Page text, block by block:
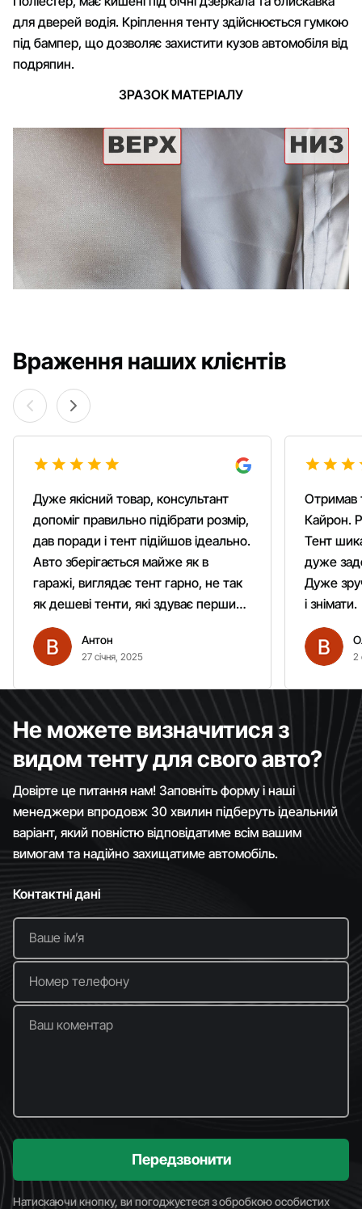
для дверей водія. Кріплення тенту здійснюється гумкою
під бампер, що дозволяє захистити кузов автомобіля від
подряпин.
ЗРАЗОК МАТЕРІАЛУ
Враження наших клієнтів
Дуже якісний товар, консультант
допоміг правильно підібрати розмір,
дав поради і тент підійшов ідеально.
Авто зберігається майже як в
гаражі, виглядає тент гарно, не так
як дешеві тенти, які здуває першим
вітром. Гарно кріпиться.
Рекомендую однозначно!
Антон
27 січня, 2025
Отримав
Кайрон.
Тент
дуже
Дуже
і знімати.
2
Не можете визначитися з
видом тенту для свого авто?
Довірте це питання нам! Заповніть форму і наші
менеджери впродовж 30 хвилин підберуть ідеальний
варіант, який повністю відповідатиме всім вашим
вимогам та надійно захищатиме автомобіль.
Контактні дані
Ваше імʼя
Номер телефону
Ваш коментар
Передзвонити
Натискаючи кнопку, ви погоджуєтеся з обробкою особистих